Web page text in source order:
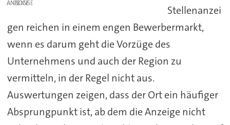
ANZEIGE
Stellenanzei
gen reichen in einem engen Bewerbermarkt,
wenn es darum geht die Vorzüge des
Unternehmens und auch der Region zu
vermitteln, in der Regel nicht aus.
Auswertungen zeigen, dass der Ort ein häufiger
Absprungpunkt ist, ab dem die Anzeige nicht